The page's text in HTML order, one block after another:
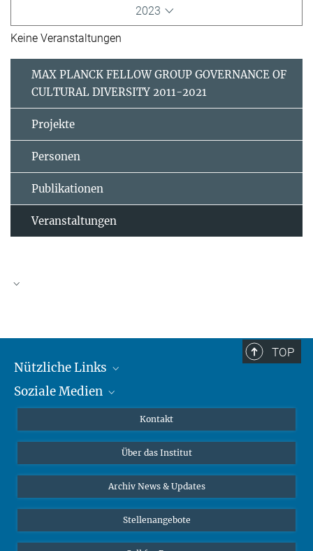
2023
Keine Veranstaltungen
MAX PLANCK FELLOW GROUP GOVERNANCE OF
CULTURAL DIVERSITY 2011-2021
Projekte
Personen
Publikationen
Veranstaltungen
TOP
Nützliche Links
MMG Alumni Corner
Online-Vorträge
Interviews zum Thema "Diversity"
Soziale Medien
Bluesky
Kontakt
Über das Institut
Archiv News & Updates
Stellenangebote